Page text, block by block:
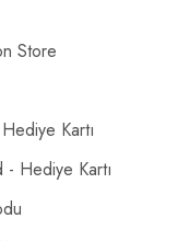
Store
Kartı
Hediye Kartı